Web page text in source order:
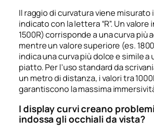
Il raggio di curvatura viene misurato
indicato con la lettera “R”. Un valore
1500R) corrisponde a una curva più
mentre un valore superiore (es.
indica una curva più dolce e simile a
piatto. Per l’uso standard da
un metro di distanza, i valori tra
garantiscono la massima
I display curvi creano
indossa gli occhiali da vista?